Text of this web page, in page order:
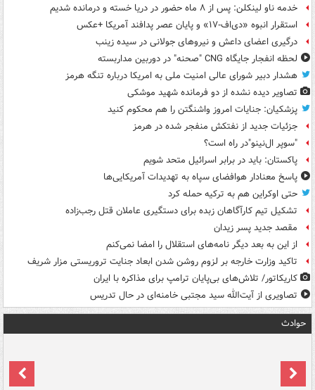
خدمه ناو لینکلن: پس از ۸ ماه حضور در دریا خسته و درمانده‌ شدیم
استقرار انبوه «دی‌اف‑۱۷» و پایان عصر پدافند آمریکا +عکس
درگیری اعضای داعش و نیروهای جولانی در سیده زینب
لحظه انفجار جایگاه CNG "صحنه" در دوربین مداربسته
هشدار دبیر شورای عالی امنیت ملی به امریکا درباره تنگه هرمز
تصاویر دیده‌ نشده از دو فرمانده شهید موشکی
پزشکیان: جنایات امروز واشنگتن را هم محکوم کنید
جزئیات جدید از نفتکش منفجر شده در هرمز
"سوپر ال‌نینو"در راه است؟
پاکستان: باید در برابر اسرائیل متحد شویم
پاسخ معنادار هوافضای سپاه به تهدیدات آمریکایی‌ها
حتی اوکراین هم به ترکیه حمله کرد
تشکیل تیم کارآگاهان زبده برای دستگیری عاملان قتل رجب‌زاده
مقصد جدید پسر زیدان
از این به بعد دیگر نامه‌های استقلال را امضا نمی‌کنم
تاکید وزارت خارجه بر لزوم روشن شدن ابعاد جنایت تروریستی مزار شریف
کاریکاتور/ تلاش‌های بی‌پایان ترامپ برای مذاکره با ایران
تصاویری از آیت‌الله سید مجتبی خامنه‌ای در حال تدریس
حوادث